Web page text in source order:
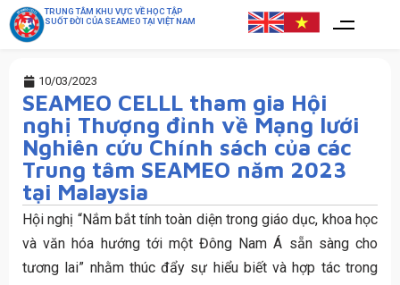
TRUNG TÂM KHU VỰC VỀ HỌC TẬP
SUỐT ĐỜI CỦA SEAMEO TẠI VIỆT NAM
10/03/2023
SEAMEO CELLL tham gia Hội
nghị Thượng đỉnh về Mạng lưới
Nghiên cứu Chính sách của các
Trung tâm SEAMEO năm 2023
tại Malaysia
Hội nghị “Nắm bắt tính toàn diện trong giáo dục, khoa học
và văn hóa hướng tới một Đông Nam Á sẵn sàng cho
tương lai” nhằm thúc đẩy sự hiểu biết và hợp tác trong